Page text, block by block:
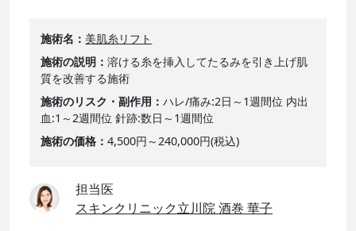
施術名
美肌糸リフト
施術の説明
溶ける糸を挿入してたるみを引き上げ肌
質を改善する施術
施術のリスク・副作用
ハレ/痛み:2日～1週間位 内出
血:1～2週間位 針跡:数日～1週間位
施術の価格
4,500円～240,000円(税込)
担当医
スキンクリニック立川院 酒巻 華子